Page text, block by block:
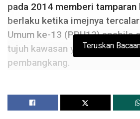
pada 2014 memberi tamparan
berlaku ketika imejnya
Umum ke-13 (PRU13) apabila
tujuh kawasan yang
pembangkang.
SUPP kini hanya memiliki satu
Pesaka Bumiputera Bersatu
Teruskan